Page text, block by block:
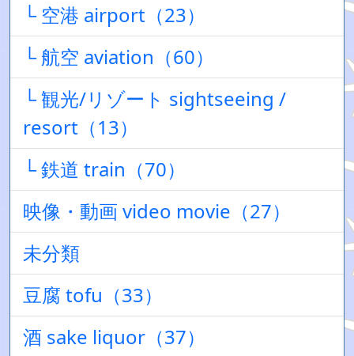
└ 空港 airport（23）
└ 航空 aviation（60）
└ 観光/リゾート sightseeing /
resort（13）
└ 鉄道 train（70）
映像・動画 video movie（27）
未分類
豆腐 tofu（33）
酒 sake liquor（37）